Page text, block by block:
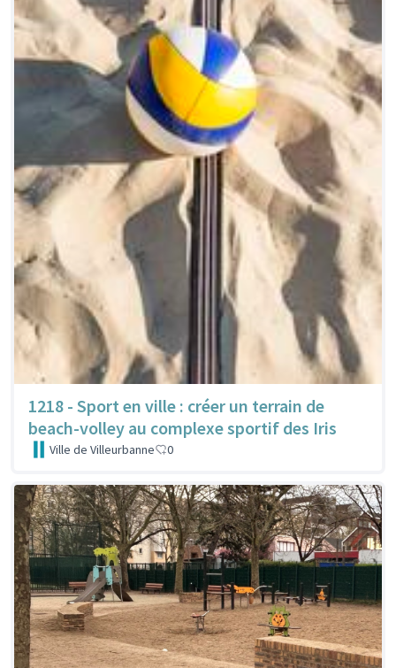
1218 - Sport en ville : créer un terrain de
beach-volley au complexe sportif des Iris
Ville de Villeurbanne 0